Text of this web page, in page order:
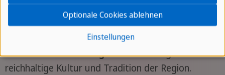
Ländern stammt, was sich in den kulturellen
Angeboten und der Gastronomie widerspiegelt.
Veranstaltungen wie dasFestival de la Cultura
del Caribeund derTag der Totenzeigen die
reichhaltige Kultur und Tradition der Region.
Einstellungen
Optionale Cookies ablehnen